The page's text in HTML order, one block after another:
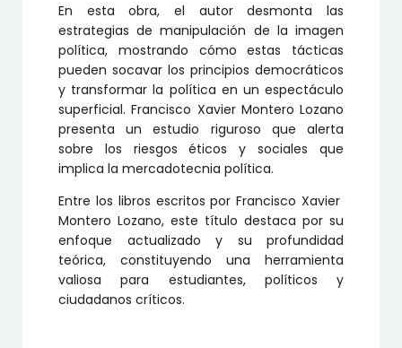
En esta obra, el autor desmonta las
estrategias de manipulación de la imagen
política, mostrando cómo estas tácticas
pueden socavar los principios democráticos
y transformar la política en un espectáculo
superficial. Francisco Xavier Montero Lozano
presenta un estudio riguroso que alerta
sobre los riesgos éticos y sociales que
implica la mercadotecnia política.
Entre los libros escritos por Francisco Xavier
Montero Lozano, este título destaca por su
enfoque actualizado y su profundidad
teórica, constituyendo una herramienta
valiosa para estudiantes, políticos y
ciudadanos críticos.